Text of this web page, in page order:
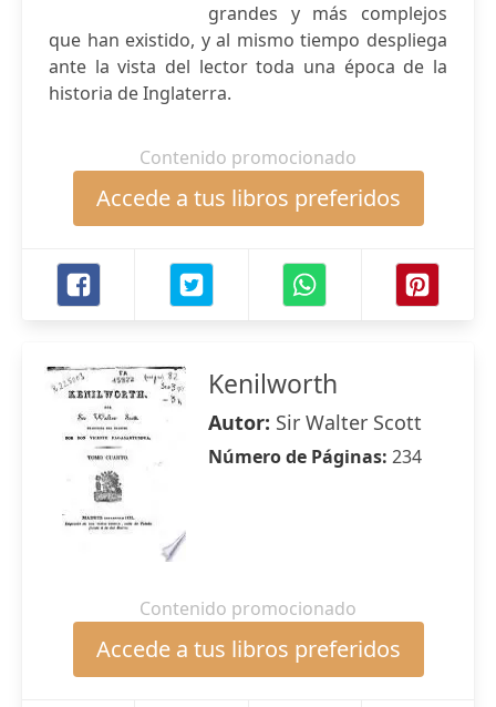
grandes y más complejos
que han existido, y al mismo tiempo despliega
ante la vista del lector toda una época de la
historia de Inglaterra.
Contenido promocionado
Accede a tus libros preferidos
Kenilworth
Autor: Sir Walter Scott
Número de Páginas: 234
Contenido promocionado
Accede a tus libros preferidos